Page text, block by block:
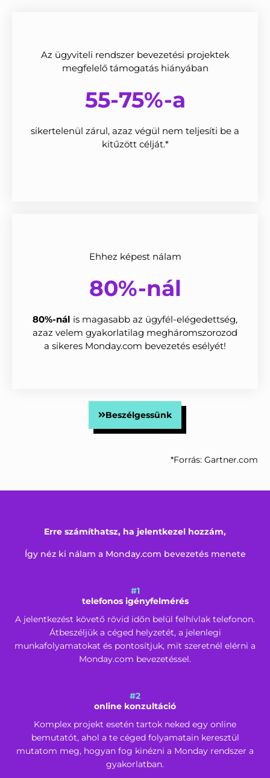
Az ügyviteli rendszer bevezetési projektek
megfelelő támogatás hiányában
55-75%-a
sikertelenül zárul, azaz végül nem teljesíti be a
kitűzött célját.*
Ehhez képest nálam
80%-nál
80%-nál is magasabb az ügyfél-elégedettség,
azaz velem gyakorlatilag megháromszorozod
a sikeres Monday.com bevezetés esélyét!
Beszélgessünk
*Forrás: Gartner.com
Erre számíthatsz, ha jelentkezel hozzám,
Így néz ki nálam a Monday.com bevezetés menete
#1
telefonos igényfelmérés
A jelentkezést követő rövid időn belül felhívlak telefonon.
Átbeszéljük a céged helyzetét, a jelenlegi
munkafolyamatokat és pontosítjuk, mit szeretnél elérni a
Monday.com bevezetéssel.
#2
online konzultáció
Komplex projekt esetén tartok neked egy online
bemutatót, ahol a te céged folyamatain keresztül
mutatom meg, hogyan fog kinézni a Monday rendszer a
gyakorlatban.